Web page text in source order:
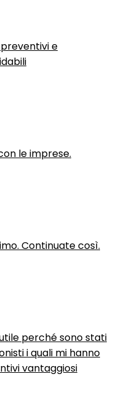
e
le imprese.
Continuate così.
perché sono stati
i quali mi hanno
vantaggiosi